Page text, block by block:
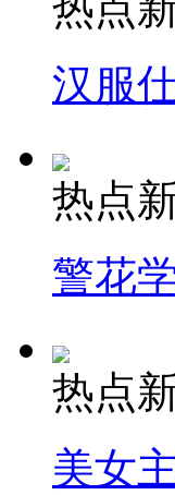
汉服
热点
警花
热点
美女